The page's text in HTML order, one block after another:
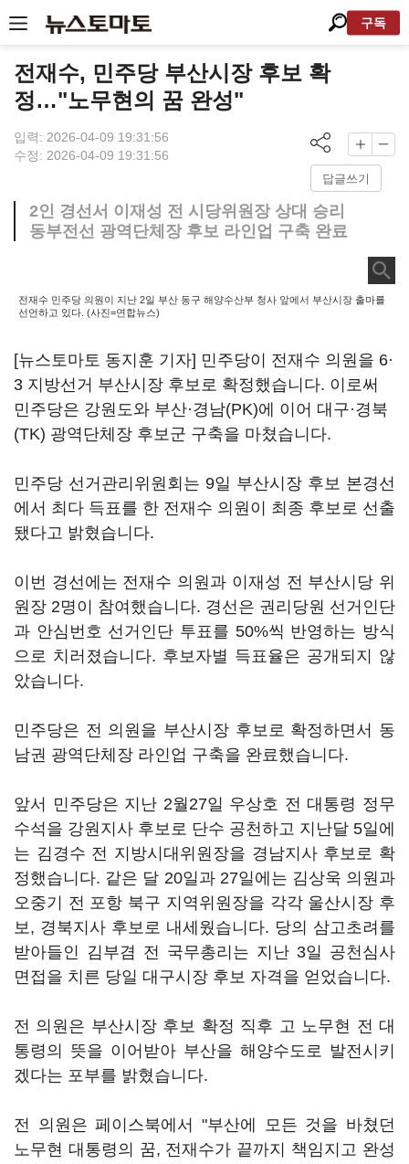
구독
전재수, 민주당 부산시장 후보 확
정…"노무현의 꿈 완성"
입력: 2026-04-09 19:31:56
수정: 2026-04-09 19:31:56
답글쓰기
2인 경선서 이재성 전 시당위원장 상대 승리
동부전선 광역단체장 후보 라인업 구축 완료
전재수 민주당 의원이 지난 2일 부산 동구 해양수산부 청사 앞에서 부산시장 출마를
선언하고 있다. (사진=연합뉴스)
[뉴스토마토 동지훈 기자] 민주당이 전재수 의원을 6·
3 지방선거 부산시장 후보로 확정했습니다. 이로써
민주당은 강원도와 부산·경남(PK)에 이어 대구·경북
(TK) 광역단체장 후보군 구축을 마쳤습니다.
민주당 선거관리위원회는 9일 부산시장 후보 본경선
에서 최다 득표를 한 전재수 의원이 최종 후보로 선출
됐다고 밝혔습니다.
이번 경선에는 전재수 의원과 이재성 전 부산시당 위
원장 2명이 참여했습니다. 경선은 권리당원 선거인단
과 안심번호 선거인단 투표를 50%씩 반영하는 방식
으로 치러졌습니다. 후보자별 득표율은 공개되지 않
았습니다.
민주당은 전 의원을 부산시장 후보로 확정하면서 동
남권 광역단체장 라인업 구축을 완료했습니다.
앞서 민주당은 지난 2월27일 우상호 전 대통령 정무
수석을 강원지사 후보로 단수 공천하고 지난달 5일에
는 김경수 전 지방시대위원장을 경남지사 후보로 확
정했습니다. 같은 달 20일과 27일에는 김상욱 의원과
오중기 전 포항 북구 지역위원장을 각각 울산시장 후
보, 경북지사 후보로 내세웠습니다. 당의 삼고초려를
받아들인 김부겸 전 국무총리는 지난 3일 공천심사
면접을 치른 당일 대구시장 후보 자격을 얻었습니다.
전 의원은 부산시장 후보 확정 직후 고 노무현 전 대
통령의 뜻을 이어받아 부산을 해양수도로 발전시키
겠다는 포부를 밝혔습니다.
전 의원은 페이스북에서 "부산에 모든 것을 바쳤던
노무현 대통령의 꿈, 전재수가 끝까지 책임지고 완성